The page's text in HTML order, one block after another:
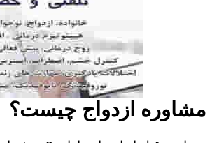
مشاوره ازدواج چیست؟